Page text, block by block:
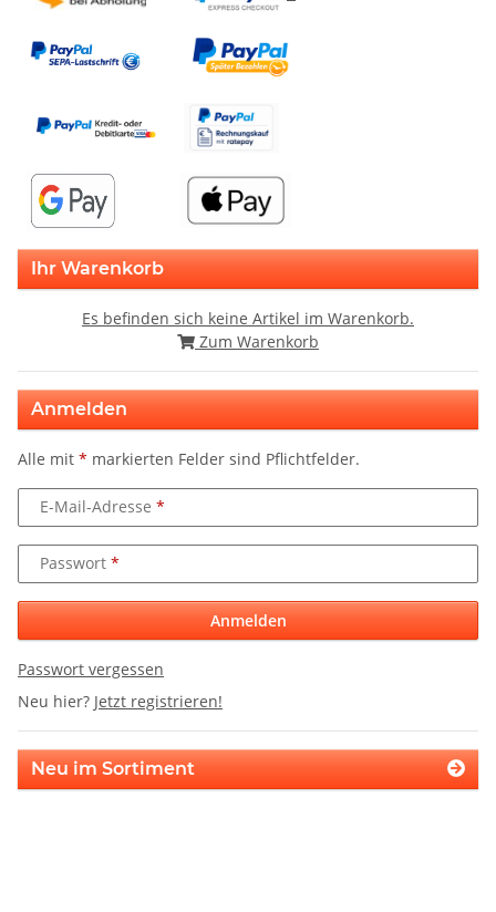
Ihr Warenkorb
Es befinden sich keine Artikel im Warenkorb.
Zum Warenkorb
Anmelden
Alle mit * markierten Felder sind Pflichtfelder.
E-Mail-Adresse
Passwort
Anmelden
Passwort vergessen
Neu hier? Jetzt registrieren!
Neu im Sortiment